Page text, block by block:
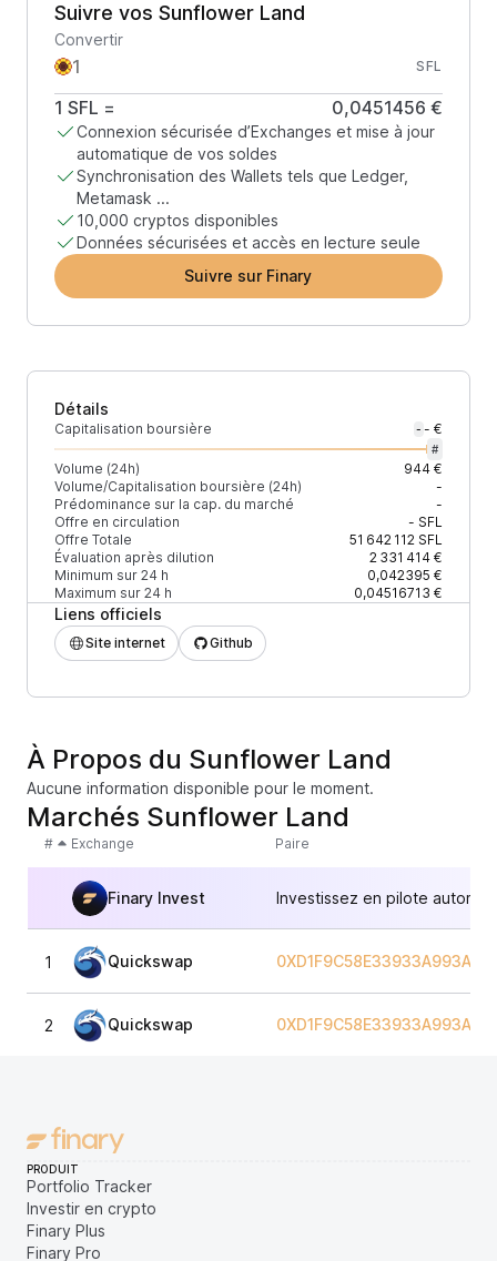
Suivre vos Sunflower Land
Convertir
SFL
1 SFL = 0,0451456 €
Connexion sécurisée d’Exchanges et mise à jour
automatique de vos soldes
Synchronisation des Wallets tels que Ledger,
Metamask ...
10,000 cryptos disponibles
Données sécurisées et accès en lecture seule
Suivre sur Finary
Détails
Capitalisation boursière - - €
#
Volume (24h)
944 €
Volume/Capitalisation boursière (24h)
-
Prédominance sur la cap. du marché
-
Offre en circulation
- SFL
Offre Totale
51 642 112SFL
Évaluation après dilution
2 331 414 €
Minimum sur 24 h
0,042395 €
Maximum sur 24 h
0,04516713 €
Liens officiels
Site internet Github
À Propos du Sunflower Land
Aucune information disponible pour le moment.
Marchés Sunflower Land
# Exchange Paire
Finary Invest Investissez en pilote
1 Quickswap
2 Quickswap
PRODUIT
Portfolio Tracker
Investir en crypto
Finary Plus
Finary Pro